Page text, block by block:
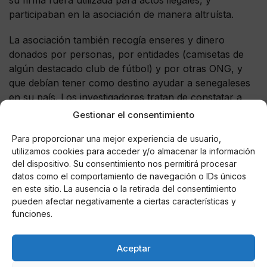
Gestionar el consentimiento
Para proporcionar una mejor experiencia de usuario,
utilizamos cookies para acceder y/o almacenar la información
del dispositivo. Su consentimiento nos permitirá procesar
datos como el comportamiento de navegación o IDs únicos
en este sitio. La ausencia o la retirada del consentimiento
pueden afectar negativamente a ciertas características y
funciones.
Aceptar
participaban en la asociación de manera altruísta.
La asociación también recogía enseres y dinero
donados por personas, por entidades (camisetas de
algún destacado club de fútbol) y por otras ONG, y
que debían tener como destino ayudar a senegaleses
en su país. Los investigadores tratan de constatar a
donde fueron esas donaciones, ya que al parecer no
Hasta la fecha han sido detenidas medio centenar de
personas, entre ellos los cinco componentes de la
cúpula.
La operación ha sido desarrollada por la UCRIF
(Unidad Contra Redes de Inmigración y Falsificación
Documental) en la que ha colaborado la Oficina Única